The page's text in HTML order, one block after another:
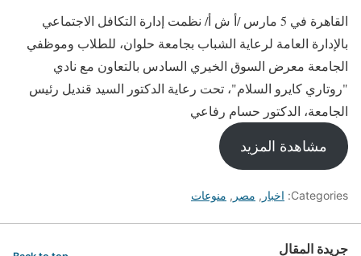
القاهرة في 5 مارس /أ ش أ/ نظمت إدارة التكافل الاجتماعي
بالإدارة العامة لرعاية الشباب بجامعة حلوان، للطلاب وموظفي
الجامعة معرض السوق الخيري السادس بالتعاون مع نادي
"روتاري كايرو السلام"، تحت رعاية الدكتور السيد قنديل رئيس
الجامعة، الدكتور حسام رفاعي
مشاهدة المزيد
Categories: اخبار , مصر , منوعات
جريدة المقال